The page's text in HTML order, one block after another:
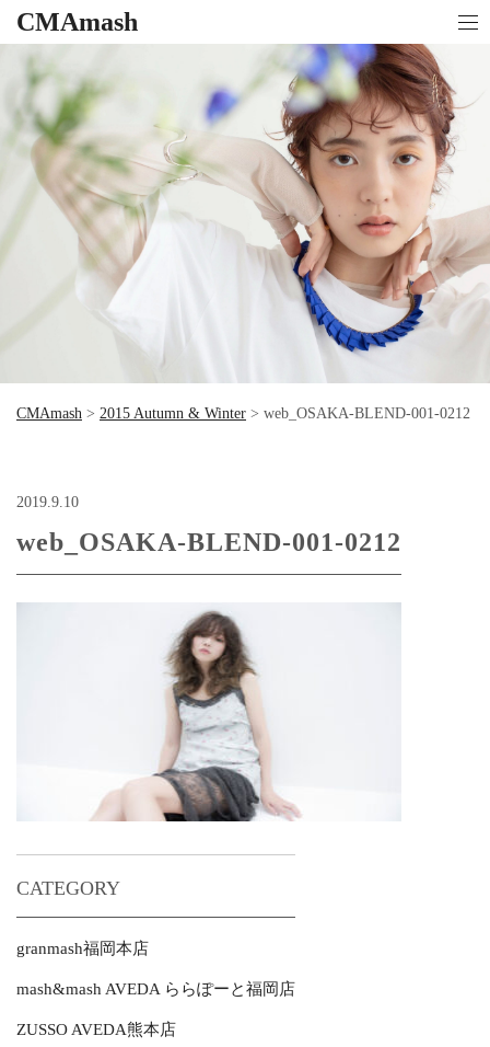
CMAmash
CMAmash > 2015 Autumn & Winter > web_OSAKA-BLEND-001-0212
CATEGORY
granmash福岡本店
mash&mash AVEDA ららぽーと福岡店
ZUSSO AVEDA熊本店
2019.9.10
web_OSAKA-BLEND-001-0212